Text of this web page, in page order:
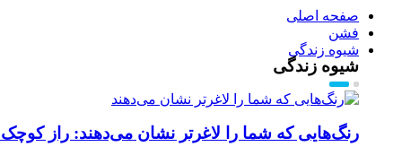
صفحه اصلی
فشن
شیوه زندگی
شیوه زندگی
رنگ‌هایی که شما را لاغرتر نشان می‌دهند: راز